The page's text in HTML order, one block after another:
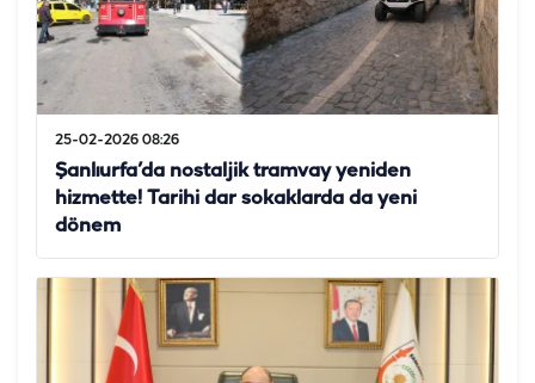
25-02-2026 08:26
Şanlıurfa’da nostaljik tramvay yeniden
hizmette! Tarihi dar sokaklarda da yeni
dönem